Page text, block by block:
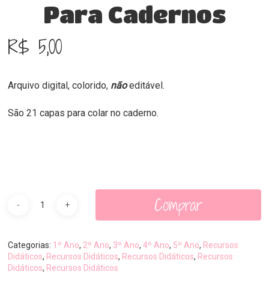
Para Cadernos
R$ 5,00
Arquivo digital, colorido, nãoeditável.
São 21 capas para colar no caderno.
Comprar
Categorias: 1º Ano, 2º Ano, 3º Ano,4º Ano, 5º Ano, Recursos
Didáticos, Recursos Didáticos, Recursos Didáticos, Recursos
Didáticos, Recursos Didáticos